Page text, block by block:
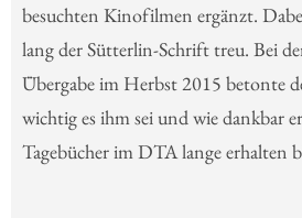
besuchten Kinofilmen ergänzt.
lang der Sütterlin-Schrift treu. Bei
Übergabe im Herbst 2015 betonte
wichtig es ihm sei und wie dankbar er
Tagebücher im DTA lange erhalten